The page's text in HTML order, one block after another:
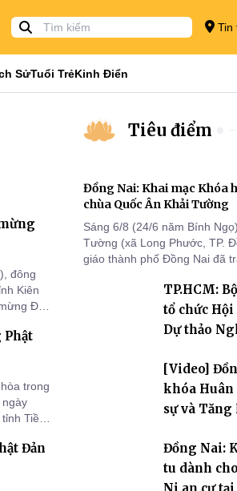
Tin
SửTuổi TrẻKinh Điển
đông
Kiên
Đại
Phật
trong
Tiền
Đản
Tiêu điểm
Đồng Nai: Khai mạc Khóa
chùa Quốc Ân Khải Tường
Sáng 6/8 (24/6 năm Bính
Tường (xã Long Phước, TP.
giáo thành phố Đồng Nai đã
2570 dành cho chư Tăng
VII, VIII và trường hạ chùa
TP.HCM:
tổ chức
Dự thảo
giáo
[Video]
khóa
sự và Tăng
Đồng Nai:
tu dành